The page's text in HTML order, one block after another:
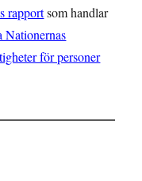
rapportsom handlar
Nationernas
för personer